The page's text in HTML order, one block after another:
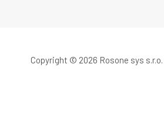
Copyright © 2026 Rosone sys s.r.o.